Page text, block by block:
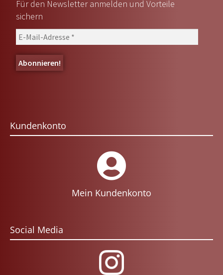
Für den Newsletter anmelden und Vorteile
sichern
Kundenkonto
Mein Kundenkonto
Social Media